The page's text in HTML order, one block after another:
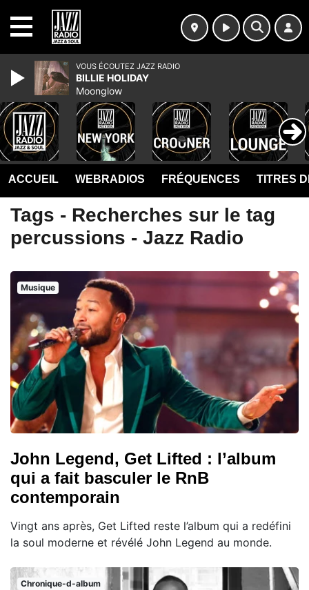
ACCUEIL WEBRADIOS FRÉQUENCES TITRES
Tags - Recherches sur le tag
percussions - Jazz Radio
Musique
John Legend, Get Lifted : l’album
qui a fait basculer le RnB
contemporain
Vingt ans après, Get Lifted reste l’album qui a redéfini
la soul moderne et révélé John Legend au monde.
Chronique-d-album
VOUS ÉCOUTEZ JAZZ RADIO
BILLIE HOLIDAY
Moonglow